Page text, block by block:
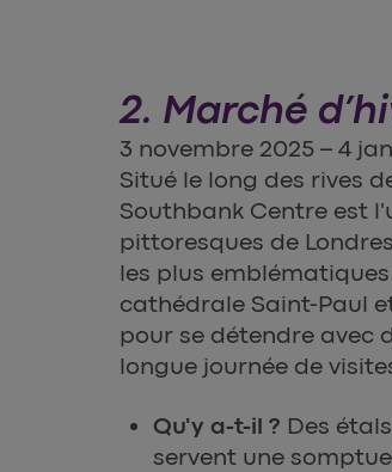
2. Marché
3 novembre 2025 – 4
Situé le long des rives
Southbank Centre est
pittoresques de
les plus
cathédrale Saint-Paul
pour se détendre avec
longue journée de
Qu'y a-t-il ? Des
servent une